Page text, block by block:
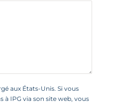
aux États-Unis. Si vous
à IPG via son site web, vous